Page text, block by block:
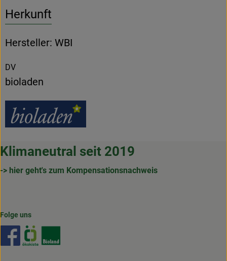
Herkunft
Hersteller: WBI
DV
bioladen
Klimaneutral seit 2019
-> hier geht's zum Kompensationsnachweis
Folge uns
Externer Link zu https://www.facebook.com/